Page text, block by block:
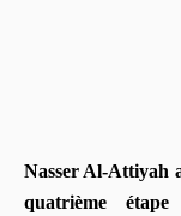
Nasser Al-Attiyah
quatrième